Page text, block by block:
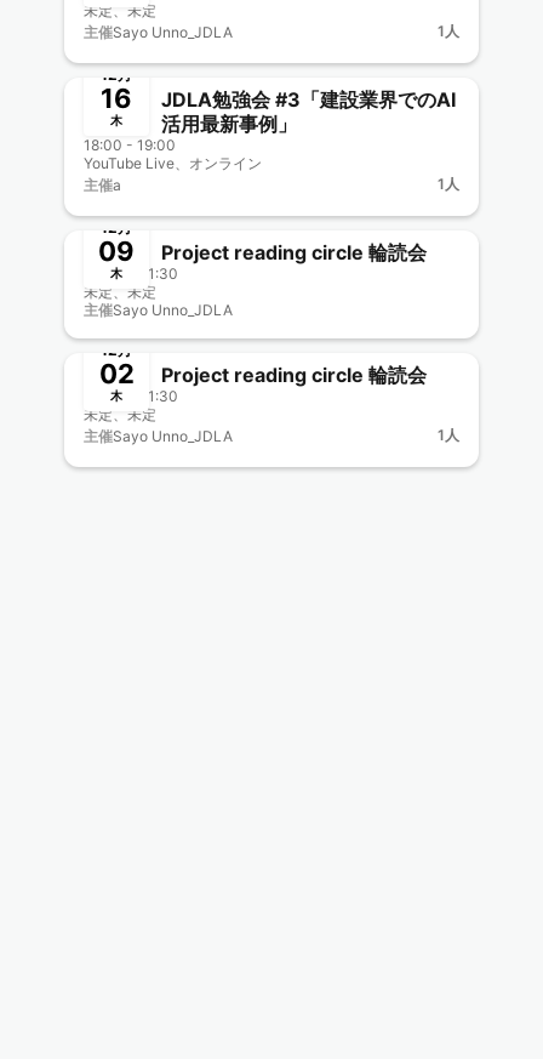
未定、未定
主催Sayo Unno_JDLA 1人
終了
12月
16
木
JDLA勉強会 #3「建設業界でのAI
活用最新事例」
18:00 - 19:00
YouTube Live、オンライン
主催a 1人
終了
12月
09
木
Project reading circle 輪読会
20:00 - 21:30
未定、未定
主催Sayo Unno_JDLA
終了
12月
02
木
Project reading circle 輪読会
20:00 - 21:30
未定、未定
主催Sayo Unno_JDLA 1人